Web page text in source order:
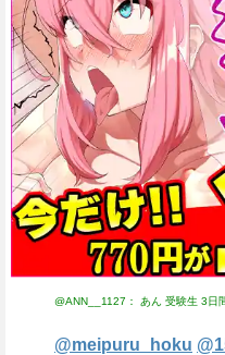
@ANN__1127： あん 受験生 3日
@meipuru_hoku